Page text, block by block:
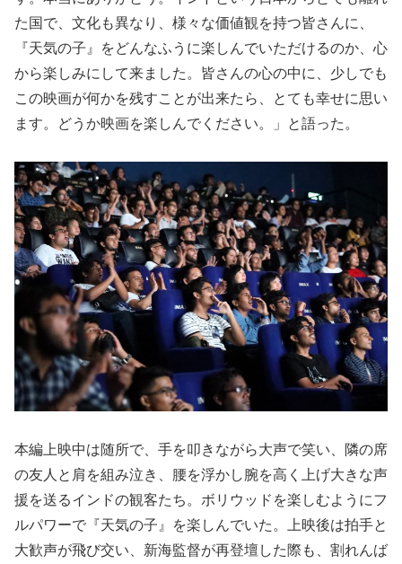
た国で、文化も異なり、様々な価値観を持つ皆さんに、
『天気の子』をどんなふうに楽しんでいただけるのか、心
から楽しみにして来ました。皆さんの心の中に、少しでも
この映画が何かを残すことが出来たら、とても幸せに思い
ます。どうか映画を楽しんでください。」と語った。
本編上映中は随所で、手を叩きながら大声で笑い、隣の席
の友人と肩を組み泣き、腰を浮かし腕を高く上げ大きな声
援を送るインドの観客たち。ボリウッドを楽しむようにフ
ルパワーで『天気の子』を楽しんでいた。上映後は拍手と
大歓声が飛び交い、新海監督が再登壇した際も、割れんば